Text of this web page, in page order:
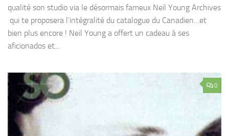
qualité son studio via le désormais fameux Neil Young Archives
qui te proposera l’intégralité du catalogue du Canadien…et
bien plus encore ! Neil Young a offert un cadeau à ses
aficionados et...
0